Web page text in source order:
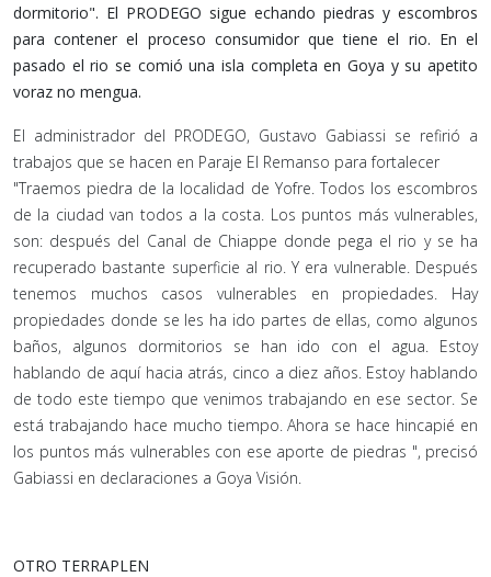
dormitorio". El PRODEGO sigue echando piedras y escombros
para contener el proceso consumidor que tiene el rio. En el
pasado el rio se comió una isla completa en Goya y su apetito
voraz no mengua.
El administrador del PRODEGO, Gustavo Gabiassi se refirió a
trabajos que se hacen en Paraje El Remanso para fortalecer
"Traemos piedra de la localidad de Yofre. Todos los escombros
de la ciudad van todos a la costa. Los puntos más vulnerables,
son: después del Canal de Chiappe donde pega el rio y se ha
recuperado bastante superficie al rio. Y era vulnerable. Después
tenemos muchos casos vulnerables en propiedades. Hay
propiedades donde se les ha ido partes de ellas, como algunos
baños, algunos dormitorios se han ido con el agua. Estoy
hablando de aquí hacia atrás, cinco a diez años. Estoy hablando
de todo este tiempo que venimos trabajando en ese sector. Se
está trabajando hace mucho tiempo. Ahora se hace hincapié en
los puntos más vulnerables con ese aporte de piedras ", precisó
Gabiassi en declaraciones a Goya Visión.
OTRO TERRAPLEN